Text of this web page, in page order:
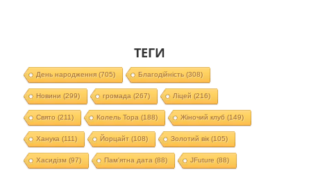
ТЕГИ
День народження(705) Благодійність (308)
Новини (299) громада (267) Ліцей (216)
Свято (211) Колель Тора (188) Жіночий клуб (149)
Ханука (111) Йорцайт (108) Золотий вік(105)
Хасидізм (97) Пам'ятна дата (88) JFuture (88)